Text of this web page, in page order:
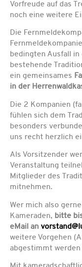
Vorfreude auf das
noch eine weitere
Die
bedingten Ausfall
bestehende
ein gemeinsames
in der
Die 2 Kompanien
fühlen sich dem
besonders
uns recht herzlich
Als Vorsitzender
Veranstaltung
Mitglieder des
mitnehmen.
Wer mich also
Kameraden, bitte
eMail an
weitere Vorgehen
abgestimmt werden